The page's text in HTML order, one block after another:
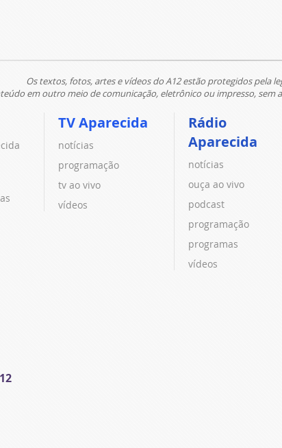
Os textos, fotos, artes e vídeos do A12 estão protegidos pela
em outro meio de comunicação, eletrônico ou impresso, sem
TV Aparecida
notícias
programação
tv ao vivo
vídeos
Rádio
Aparecida
notícias
ouça ao vivo
podcast
programação
programas
vídeos